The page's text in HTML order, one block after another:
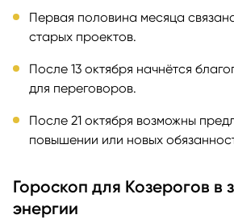
Первая половина месяца
старых проектов.
После 13 октября начнётся
для переговоров.
После 21 октября возможны
повышении или новых
Гороскоп для Козерогов в
энергии